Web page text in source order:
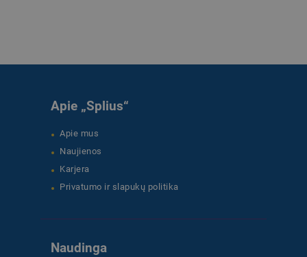
Apie „Splius“
Apie mus
Naujienos
Karjera
Privatumo ir slapukų politika
Naudinga